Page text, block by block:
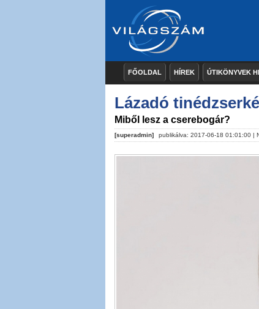
FŐOLDAL HÍREK ÚTIKÖNYVEK
Lázadó
Miből lesz a cserebogár?
[superadmin] publikálva: 2017-06-18 01:01:00 |